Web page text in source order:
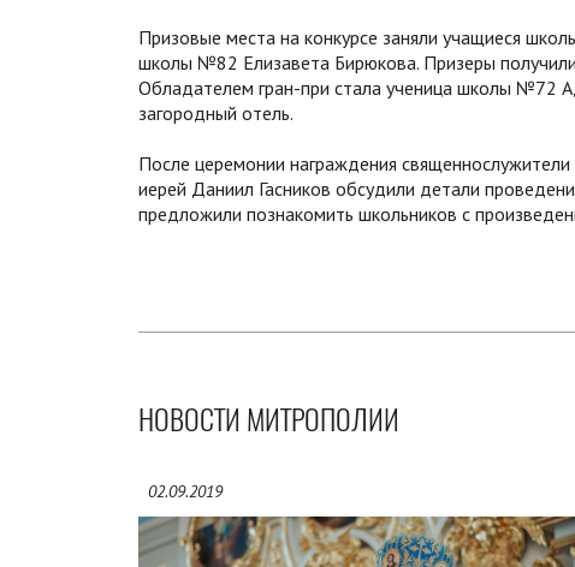
Призовые места на конкурсе заняли учащиеся
школы №82 Елизавета Бирюкова. Призеры получили
Обладателем гран-при стала ученица школы №72
загородный отель.
После церемонии награждения
иерей Даниил Гасников обсудили детали
предложили познакомить школьников с
НОВОСТИ МИТРОПОЛИИ
02.09.2019